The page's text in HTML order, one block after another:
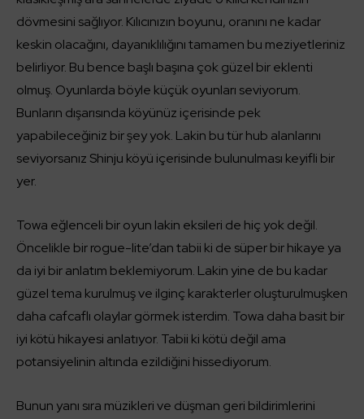
dövmesini sağlıyor. Kılıcınızın boyunu, oranını ne kadar
keskin olacağını, dayanıklılığını tamamen bu meziyetleriniz
belirliyor. Bu bence başlı başına çok güzel bir eklenti
olmuş. Oyunlarda böyle küçük oyunları seviyorum.
Bunların dışarısında köyünüz içerisinde pek
yapabileceğiniz bir şey yok. Lakin bu tür hub alanlarını
seviyorsanız Shinju köyü içerisinde bulunulması keyifli bir
yer.
Towa eğlenceli bir oyun lakin eksileri de hiç yok değil.
Öncelikle bir rogue-lite’dan tabii ki de süper bir hikaye ya
da iyi bir anlatım beklemiyorum. Lakin yine de bu kadar
güzel tema kurulmuş ve ilginç karakterler oluşturulmuşken
daha cafcaflı olaylar görmek isterdim. Towa daha basit bir
iyi kötü hikayesi anlatıyor. Tabii ki kötü değil ama
potansiyelinin altında ezildiğini hissediyorum.
Bunun yanı sıra müzikleri ve düşman geri bildirimlerini